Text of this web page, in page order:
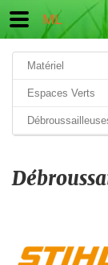
ML
Matériel
Espaces Verts